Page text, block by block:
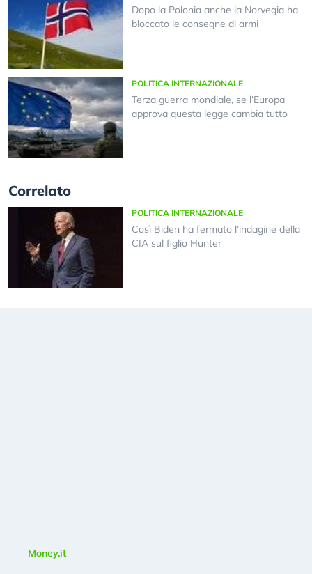
Dopo la Polonia anche la Norvegia ha
bloccato le consegne di armi
POLITICA INTERNAZIONALE
Terza guerra mondiale, se l’Europa
approva questa legge cambia tutto
Correlato
POLITICA INTERNAZIONALE
Così Biden ha fermato l’indagine della
CIA sul figlio Hunter
Money.it